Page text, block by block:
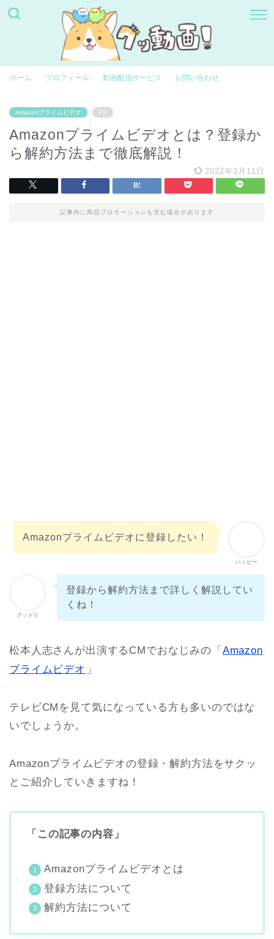
ホーム プロフィール 動画配信サービス お問い合わせ
Amazonプライムビデオ PR
Amazonプライムビデオとは？登録か
ら解約方法まで徹底解説！
2022年3月11日
記事内に商品プロモーションを含む場合があります
ハッピー
Amazonプライムビデオに登録したい！
グッドリ
登録から解約方法まで詳しく解説してい
くね！
松本人志さんが出演するCMでおなじみの「 Amazon
プライムビデオ 」
テレビCMを見て気になっている方も多いのではな
いでしょうか。
Amazonプライムビデオの登録・解約方法をサクッ
とご紹介していきますね！
「この記事の内容」
Amazonプライムビデオとは
登録方法について
解約方法について